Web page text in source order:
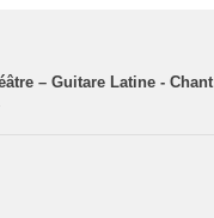
– Guitare Latine - Chant